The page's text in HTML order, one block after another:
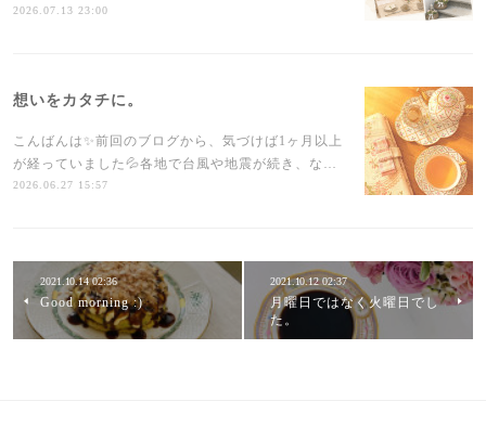
2026.07.13 23:00
想いをカタチに。
こんばんは✨前回のブログから、気づけば1ヶ月以上
が経っていました💦各地で台風や地震が続き、な…
2026.06.27 15:57
2021.10.14 02:36
Good morning :)
2021.10.12 02:37
月曜日ではなく火曜日でし
た。